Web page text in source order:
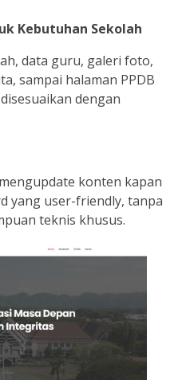
Kebutuhan Sekolah
data guru, galeri foto,
sampai halaman PPDB
dengan
konten kapan
yang user-friendly, tanpa
teknis khusus.